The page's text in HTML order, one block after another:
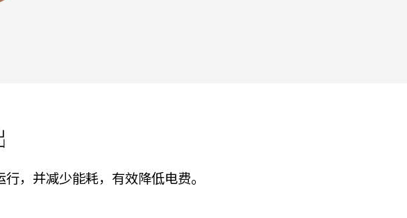
，并减少能耗，有效降低电费。